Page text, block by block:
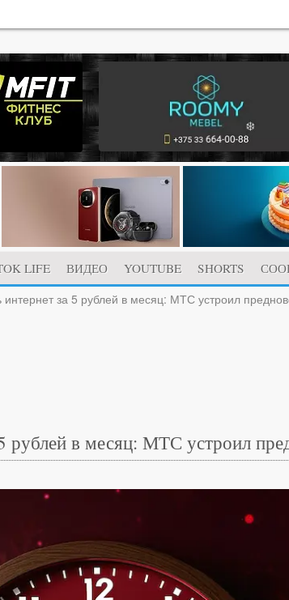
LIFE ВИДЕО YOUTUBE SHORTS
интернет за 5 рублей в месяц: МТС устроил
рублей в месяц: МТС устроил